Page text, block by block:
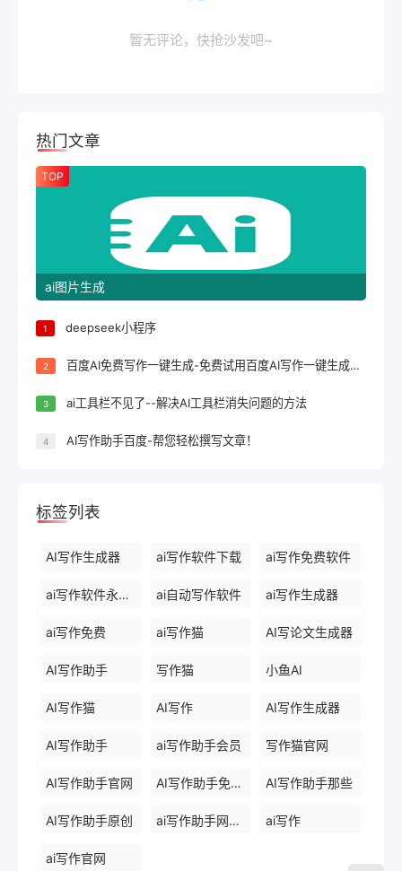
暂无评论，快抢沙发吧~
热门文章
TOP
ai图片生成
1 deepseek小程序
2 百度AI免费写作一键生成-免费试用百度AI写作一键生成，轻松完成文案创作！
3 ai工具栏不见了--解决AI工具栏消失问题的方法
4 AI写作助手百度-帮您轻松撰写文章！
标签列表
AI写作生成器 ai写作软件下载 ai写作免费软件
ai写作软件永久免费版 ai自动写作软件 ai写作生成器
ai写作免费 ai写作猫 AI写论文生成器
AI写作助手 写作猫 小鱼AI
AI写作猫 AI写作 AI写作生成器
AI写作助手 ai写作助手会员 写作猫官网
AI写作助手官网 AI写作助手免费版 AI写作助手那些
AI写作助手原创 ai写作助手网页版 ai写作
ai写作官网